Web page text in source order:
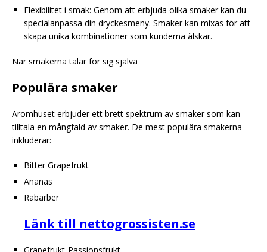
Flexibilitet i smak: Genom att erbjuda olika smaker kan du
specialanpassa din dryckesmeny. Smaker kan mixas för att
skapa unika kombinationer som kunderna älskar.
När smakerna talar för sig själva
Populära smaker
Aromhuset erbjuder ett brett spektrum av smaker som kan
tilltala en mångfald av smaker. De mest populära smakerna
inkluderar:
Bitter Grapefrukt
Ananas
Rabarber
Länk till nettogrossisten.se